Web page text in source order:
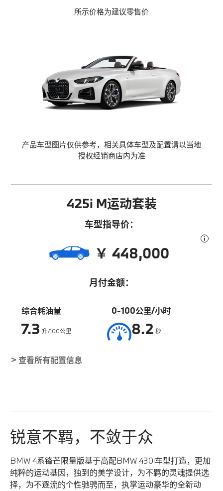
所示价格为建议零售价
产品车型图片仅供参考，相关具体车型及配置请以当地
授权经销商店内为准
425i M运动套装
车型指导价：
￥ 448,000
月付金额：
0-100公里/小时
8.2 秒
综合耗油量
7.3 升/100公里
> 查看所有配置信息
锐意不羁，不敛于众
BMW 4系锋芒限量版基于高配BMW 430i车型打造，更加
纯粹的运动基因，独到的美学设计，为不羁的灵魂提供选
择，为不逐流的个性驰骋而至，执掌运动豪华的全新动